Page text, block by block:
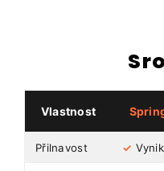
Vlastnost
Přilnavost ✓